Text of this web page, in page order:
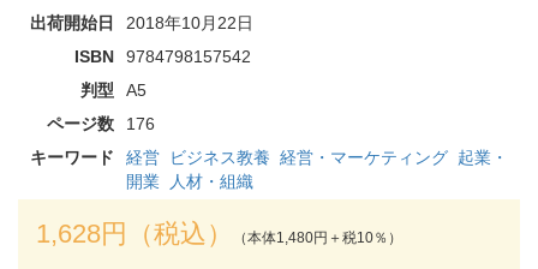
出荷開始日
2018年10月22日
ISBN
9784798157542
判型
A5
ページ数
176
キーワード
経営 ビジネス教養 経営・マーケティング 起業・
開業
人材・組織
1,628円（税込） （本体1,480円＋税10％）